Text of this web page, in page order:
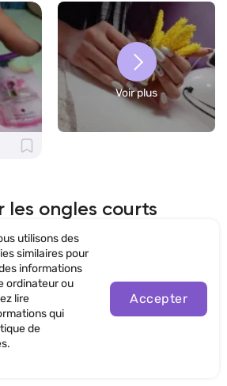
Voir plus
les ongles courts
à la mode et peuvent être
nail art.
nude est un choix idéal pour les
vous n'êtes pas obligée de suivre
classique et de couvrir tous vos
pour les ongles.
alterner des finitions mates et crèmes,
ombrée ou de style Feng Shui,
utilisons des
similaires pour
informations
ordinateur ou
lire
qui
de
Accepter